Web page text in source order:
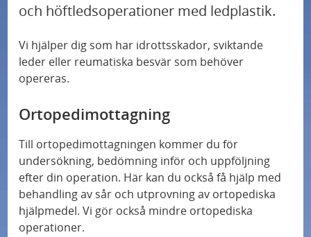
och höftledsoperationer med ledplastik.
Vi hjälper dig som har idrottsskador, sviktande
leder eller reumatiska besvär som behöver
opereras.
Ortopedimottagning
Till ortopedimottagningen kommer du för
undersökning, bedömning inför och uppföljning
efter din operation. Här kan du också få hjälp med
behandling av sår och utprovning av ortopediska
hjälpmedel. Vi gör också mindre ortopediska
operationer.